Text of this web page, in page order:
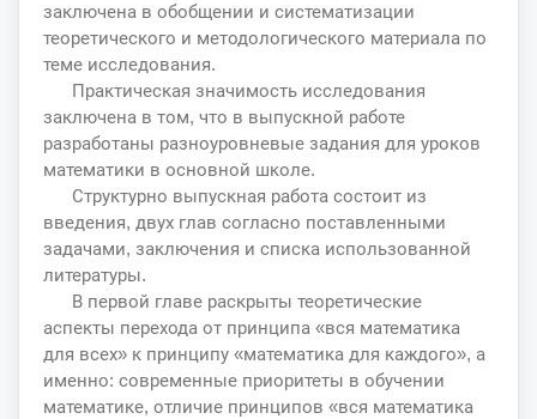
заключена в обобщении и систематизации
теоретического и методологического материала по
теме исследования.
Практическая значимость исследования
заключена в том, что в выпускной работе
разработаны разноуровневые задания для уроков
математики в основной школе.
Структурно выпускная работа состоит из
введения, двух глав согласно поставленными
задачами, заключения и списка использованной
литературы.
В первой главе раскрыты теоретические
аспекты перехода от принципа «вся математика
для всех» к принципу «математика для каждого», а
именно: современные приоритеты в обучении
математике, отличие принципов «вся математика